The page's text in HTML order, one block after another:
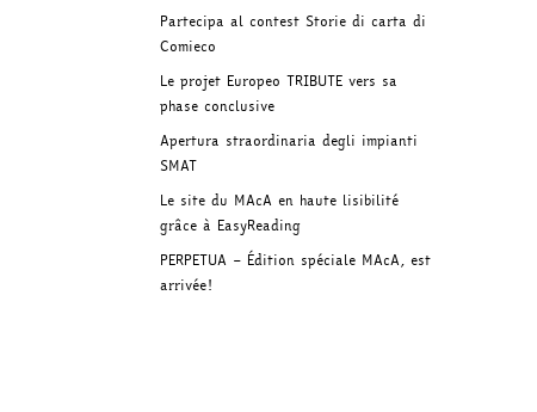
Partecipa al contest Storie di carta di
Comieco
Le projet Europeo TRIBUTE vers sa
phase conclusive
Apertura straordinaria degli impianti
SMAT
Le site du MAcA en haute lisibilité
grâce à EasyReading
PERPETUA – Édition spéciale MAcA, est
arrivée!